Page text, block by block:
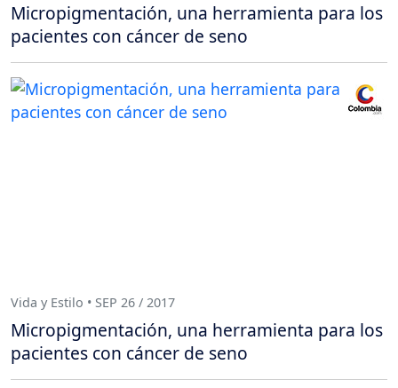
Micropigmentación, una herramienta para los
pacientes con cáncer de seno
Vida y Estilo • SEP 26 / 2017
Micropigmentación, una herramienta para los
pacientes con cáncer de seno